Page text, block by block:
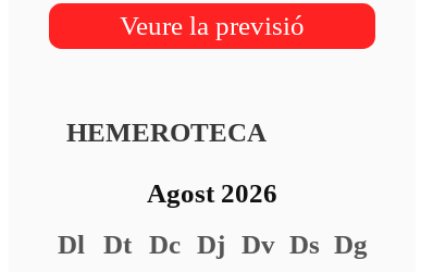
Veure la previsió
HEMEROTECA
Agost 2026
Dl
Dt Dc Dj Dv Ds Dg